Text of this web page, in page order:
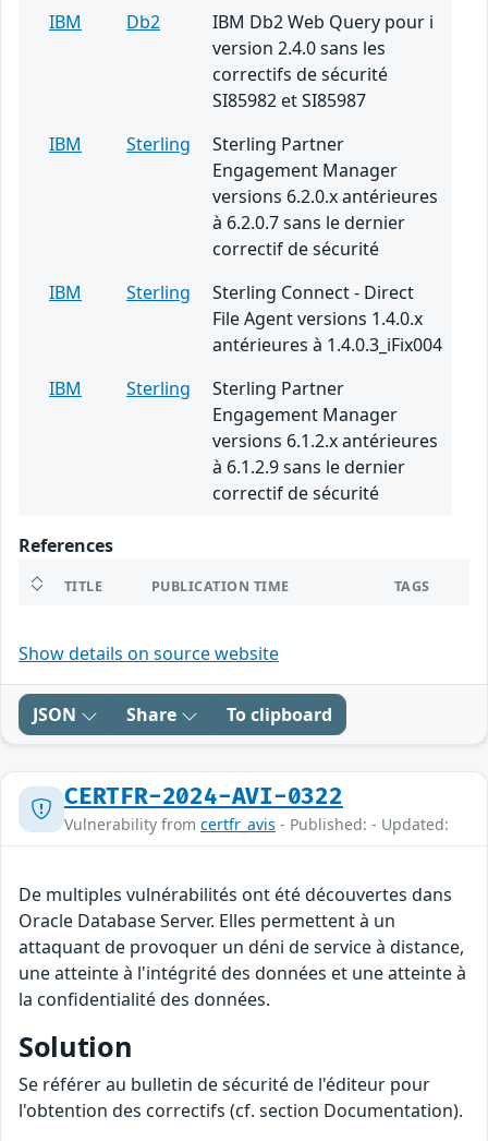
IBM
Db2
IBM Db2 Web Query pour i
version 2.4.0 sans les
correctifs de sécurité
SI85982 et SI85987
IBM
Sterling
Sterling Partner
Engagement Manager
versions 6.2.0.x antérieures
à 6.2.0.7 sans le dernier
correctif de sécurité
IBM
Sterling
Sterling Connect - Direct
File Agent versions 1.4.0.x
antérieures à 1.4.0.3_iFix004
IBM
Sterling
Sterling Partner
Engagement Manager
versions 6.1.2.x antérieures
à 6.1.2.9 sans le dernier
correctif de sécurité
References
TITLE PUBLICATION TIME TAGS
Show details on source website
JSON Share To clipboard
CERTFR-2024-AVI-0322
Vulnerability from certfr_avis - Published: - Updated:
De multiples vulnérabilités ont été découvertes dans
Oracle Database Server. Elles permettent à un
attaquant de provoquer un déni de service à distance,
une atteinte à l'intégrité des données et une atteinte à
la confidentialité des données.
Solution
Se référer au bulletin de sécurité de l'éditeur pour
l'obtention des correctifs (cf. section Documentation).